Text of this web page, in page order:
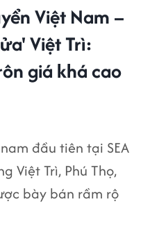
Việt Nam –
Việt Trì:
giá khá cao
đầu tiên tại SEA
Việt Trì, Phú Thọ,
bày bán rầm rộ